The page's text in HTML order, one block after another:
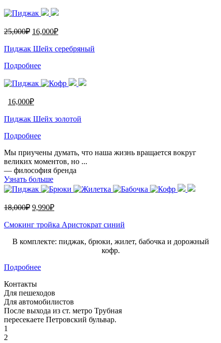
25,000₽ 16,000₽
Пиджак Шейх серебряный
Подробнее
16,000₽
Пиджак Шейх золотой
Подробнее
Мы приучены думать, что наша жизнь вращается вокруг
великих моментов, но ...
— философия бренда
Узнать больше
18,000₽ 9,990₽
Смокинг тройка Аристократ синий
В комплекте: пиджак, брюки, жилет, бабочка и дорожный
кофр.
Подробнее
Контакты
Для пешеходов
Для автомобилистов
После выхода из ст. метро Трубная
пересекаете Петровский бульвар.
1
2